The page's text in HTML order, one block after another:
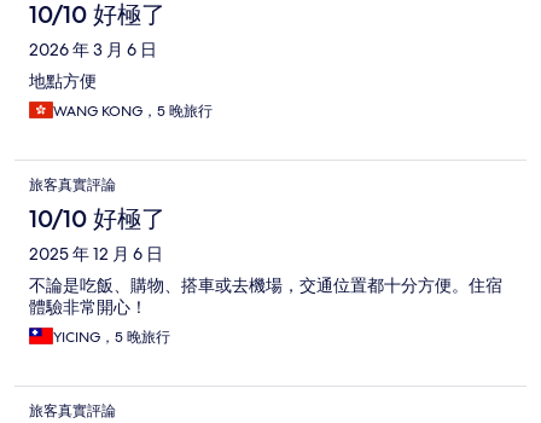
10/10 好極了
2026 年 3 月 6 日
地點方便
WANG KONG，5 晚旅行
旅客真實評論
10/10 好極了
2025 年 12 月 6 日
不論是吃飯、購物、搭車或去機場，交通位置都十分方便。住宿
體驗非常開心！
YICING，5 晚旅行
旅客真實評論